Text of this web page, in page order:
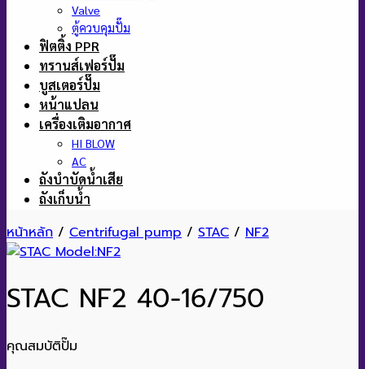
Valve
ตู้ควบคุมปั๊ม
ฟิตติ้ง PPR
ทรานส์เฟอร์ปั๊ม
บูสเตอร์ปั๊ม
หน้าแปลน
เครื่องเติมอากาศ
HI BLOW
AC
ถังบำบัดน้ำเสีย
ถังเก็บน้ำ
หน้าหลัก / Centrifugal pump / STAC / NF2
STAC NF2 40-16/750
คุณสมบัติปั๊ม